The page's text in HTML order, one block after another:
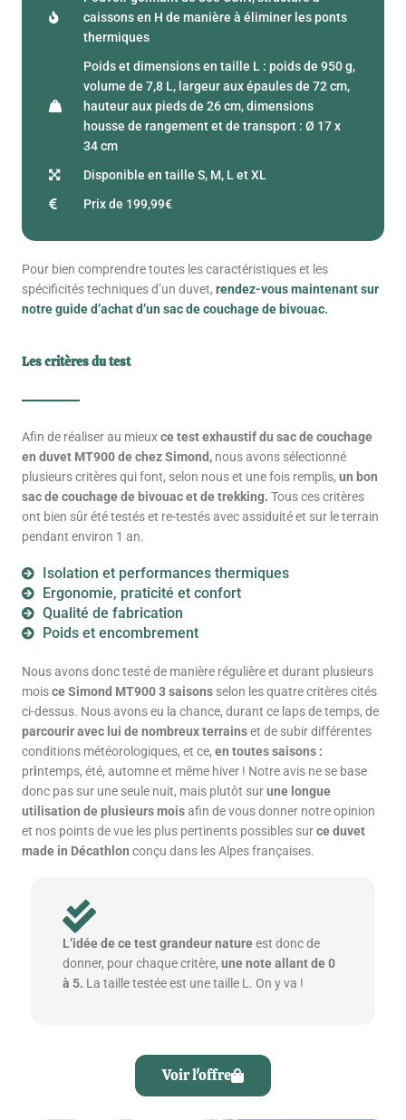
caissons en H de manière à éliminer les ponts
thermiques
Poids et dimensions en taille L : poids de 950 g,
volume de 7,8 L, largeur aux épaules de 72 cm,
hauteur aux pieds de 26 cm, dimensions
housse de rangement et de transport : Ø 17 x
34 cm
Disponible en taille S, M, L et XL
Prix de 199,99€
Pour bien comprendre toutes les caractéristiques et les
spécificités techniques d’un duvet, rendez-vous maintenant sur
notre guide d’achat d’un sac de couchage de bivouac.
Les critères du test
Afin de réaliser au mieuxcetest exhaustif du sac de couchage
en duvet MT900 de chez Simond, nous avons sélectionné
plusieurs critères qui font, selon nous et une fois remplis, un bon
sac de couchage de bivouac et de trekking. Tous ces critères
ont bien sûr été testés et re-testés avec assiduité et sur le terrain
pendant environ 1 an.
Isolation et performances thermiques
Ergonomie, praticité et confort
Qualité de fabrication
Poids et encombrement
Nous avons donc testé de manière régulière et durant plusieurs
moisce Simond MT900 3 saisons selon les quatre critères cités
ci-dessus. Nous avons eu la chance, durant ce laps de temps, de
parcourir avec lui de nombreux terrainset de subir différentes
conditions météorologiques, et ce, en toutes saisons :
printemps, été, automne et même hiver ! Notre avis ne se base
donc pas sur une seule nuit, mais plutôt surune longue
utilisation de plusieurs moisafin de vous donner notre opinion
et nos points de vue les plus pertinents possibles surce duvet
made in Décathlon conçu dans les Alpes françaises.
L’idée de ce test grandeur natureest donc de
donner, pour chaque critère, une note allant de 0
à 5. La taille testée est une taille L. On y va !
Voir l'offre